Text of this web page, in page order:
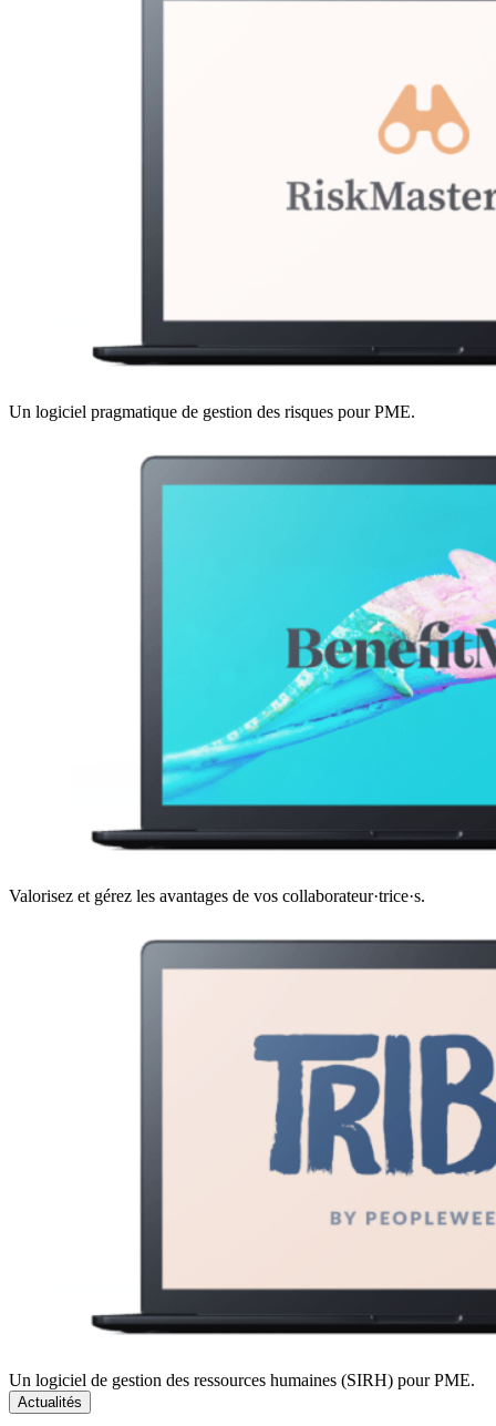
Un logiciel pragmatique de gestion des risques pour PME.
Valorisez et gérez les avantages de vos collaborateur·trice·s.
Un logiciel de gestion des ressources humaines (SIRH) pour PME.
Actualités